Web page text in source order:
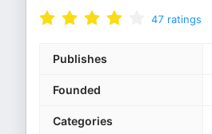
47 ratings
Publishes
Founded
Categories